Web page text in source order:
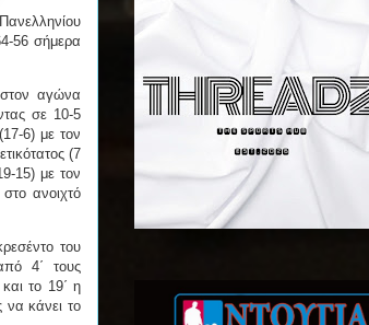
56 σήμερα
στον αγώνα
σε 10-5
6) με τον
(7
15) με τον
ανοιχτό
του
4΄ τους
το 19΄ η
να κάνει το